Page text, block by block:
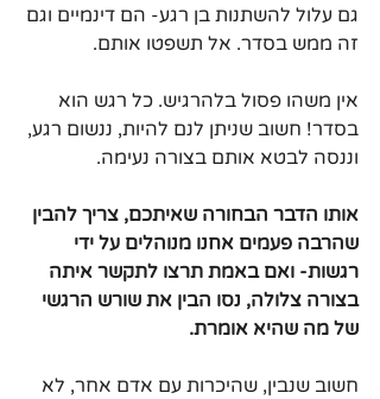
גם עלול להשתנות בן רגע- הם דינמיים וגם
זה ממש בסדר. אל תשפטו אותם.
אין משהו פסול בלהרגיש. כל רגש הוא
בסדר! חשוב שניתן לנם להיות, ננשום רגע,
וננסה לבטא אותם בצורה נעימה.
אותו הדבר הבחורה שאיתכם, צריך להבין
שהרבה פעמים אחנו מנוהלים על ידי
רגשות- ואם באמת תרצו לתקשר איתה
בצורה צלולה, נסו הבין את שורש הרגשי
של מה שהיא אומרת.
חשוב שנבין, שהיכרות עם אדם אחר, לא